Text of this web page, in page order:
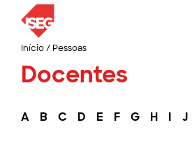
Início/ Pessoas
Docentes
A B C D E F G H I J